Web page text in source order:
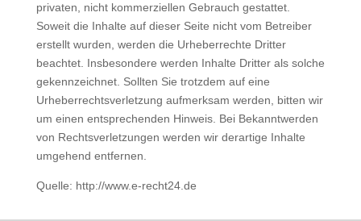
privaten, nicht kommerziellen Gebrauch gestattet.
Soweit die Inhalte auf dieser Seite nicht vom Betreiber
erstellt wurden, werden die Urheberrechte Dritter
beachtet. Insbesondere werden Inhalte Dritter als solche
gekennzeichnet. Sollten Sie trotzdem auf eine
Urheberrechtsverletzung aufmerksam werden, bitten wir
um einen entsprechenden Hinweis. Bei Bekanntwerden
von Rechtsverletzungen werden wir derartige Inhalte
umgehend entfernen.
Quelle: http://www.e-recht24.de